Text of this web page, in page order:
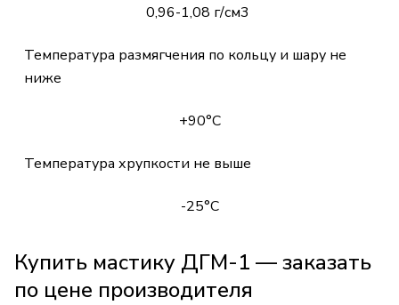
0,96-1,08 г/см3
Температура размягчения по кольцу и шару не
ниже
+90°С
Температура хрупкости не выше
-25°С
Купить мастику ДГМ-1 — заказать
по цене производителя